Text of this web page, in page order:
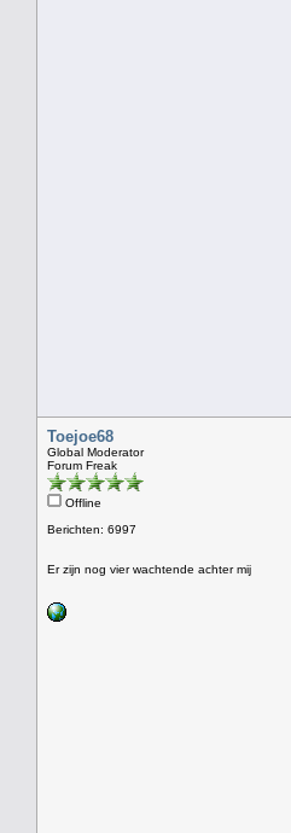
Toejoe68
Global Moderator
Forum Freak
Offline
Berichten: 6997
Er zijn nog vier wachtende achter mij